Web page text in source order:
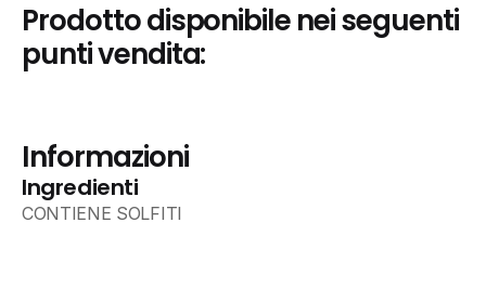
Prodotto disponibile nei seguenti
punti vendita:
Informazioni
Ingredienti
CONTIENE SOLFITI